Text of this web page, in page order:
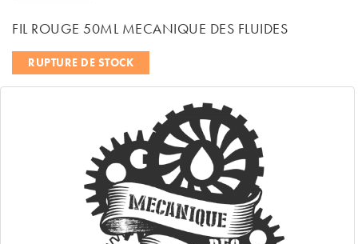
FIL ROUGE 50ML MECANIQUE DES FLUIDES
RUPTURE DE STOCK